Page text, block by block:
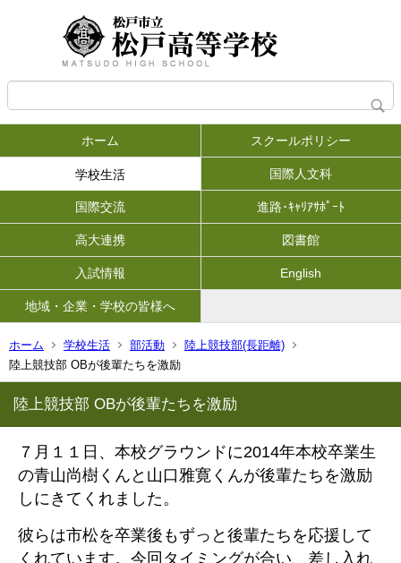
ホーム スクールポリシー
学校生活 国際人文科
国際交流 進路･ｷｬﾘｱｻﾎﾟｰﾄ
高大連携 図書館
入試情報 English
地域・企業・学校の皆様へ
ホーム 学校生活 部活動
陸上競技部(長距離)
陸上競技部 OBが後輩たちを激励
陸上競技部 OBが後輩たちを激励
７月１１日、本校グラウンドに2014年本校卒業生
の青山尚樹くんと山口雅寛くんが後輩たちを激励
しにきてくれました。
彼らは市松を卒業後もずっと後輩たちを応援して
くれています。今回タイミングが合い、差し入れ